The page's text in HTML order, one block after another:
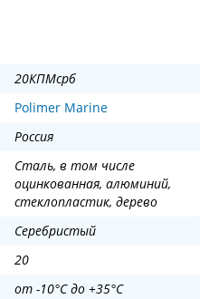
20КПМсрб
Polimer Marine
Россия
Сталь, в том числе
оцинкованная, алюминий,
стеклопластик, дерево
Серебристый
20
от -10°С до +35°С